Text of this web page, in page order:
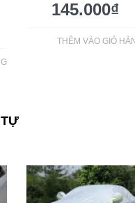
145.000₫
THÊM VÀO GIỎ